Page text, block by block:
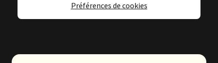
Préférences de cookies